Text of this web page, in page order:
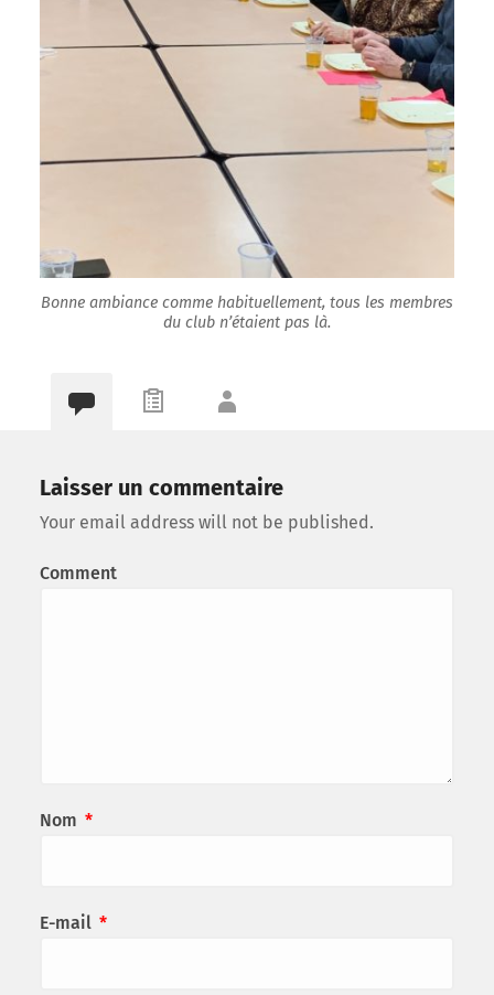
Bonne ambiance comme habituellement, tous les membres
du club n’étaient pas là.
Laisser un commentaire
Your email address will not be published.
Comment
Nom *
E-mail *